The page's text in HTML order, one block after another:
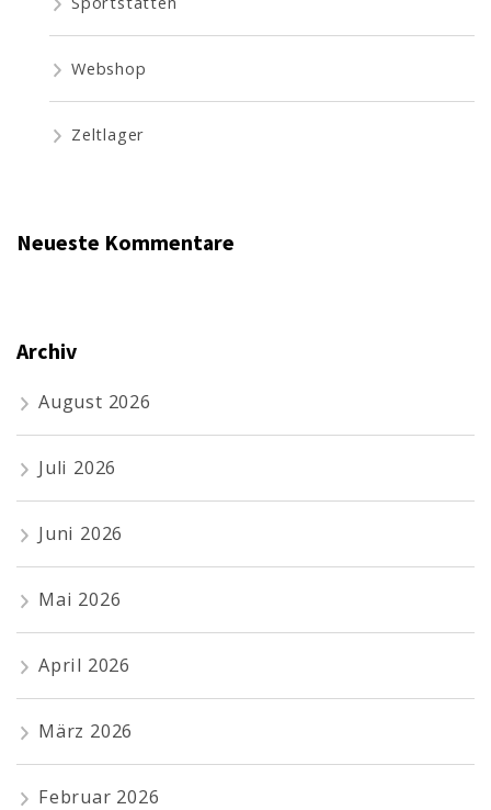
Webshop
Zeltlager
Neueste Kommentare
Archiv
August 2026
Juli 2026
Juni 2026
Mai 2026
April 2026
März 2026
Februar 2026